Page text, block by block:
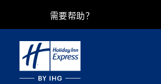
需要帮助？